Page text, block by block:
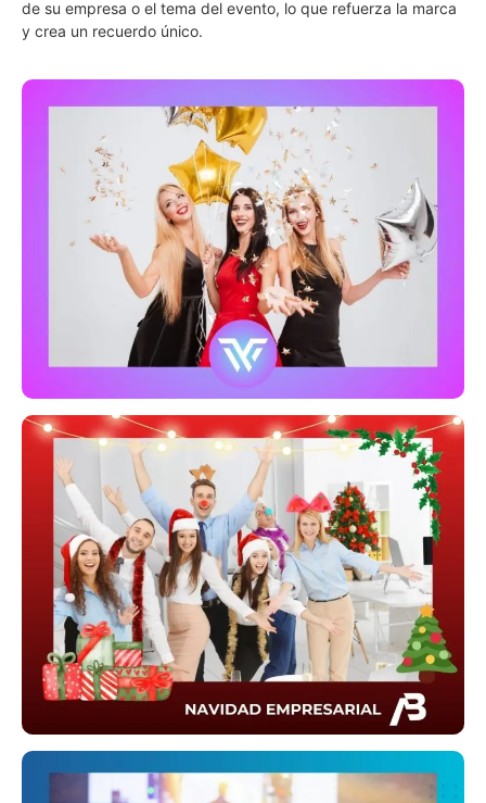
de su empresa o el tema del evento, lo que refuerza la marca
y crea un recuerdo único.